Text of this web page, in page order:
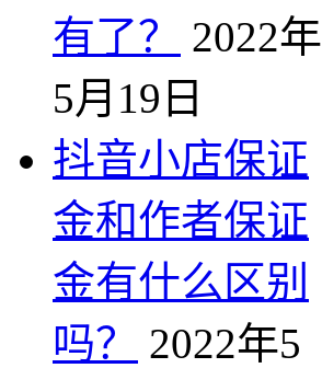
有了？
2022年
5月19日
抖音小店保证
金和作者保证
金有什么区别
吗？
2022年5